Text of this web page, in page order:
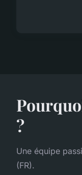
?
Une équipe
(FR).